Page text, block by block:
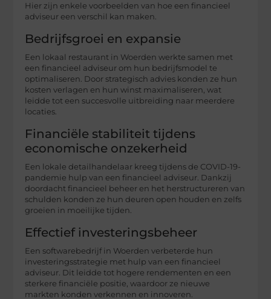
Hier zijn enkele voorbeelden van hoe een financieel
adviseur een verschil kan maken.
Bedrijfsgroei en expansie
Een lokaal restaurant in Woerden werkte samen met
een financieel adviseur om hun bedrijfsmodel te
optimaliseren. Door strategisch advies konden ze hun
kosten verlagen en hun winst maximaliseren, wat
leidde tot een succesvolle uitbreiding naar meerdere
locaties.
Financiële stabiliteit tijdens
economische onzekerheid
Een lokale detailhandelaar kreeg tijdens de COVID-19-
pandemie hulp van een financieel adviseur. Dankzij
doordacht financieel beheer en het herstructureren van
schulden konden ze hun deuren open houden en zelfs
groeien in moeilijke tijden.
Effectief investeringsbeheer
Een softwarebedrijf in Woerden verbeterde hun
investeringsstrategie met hulp van een financieel
adviseur. Dit leidde tot hogere rendementen en een
sterkere financiële positie, waardoor ze nieuwe
markten konden verkennen en innoveren.